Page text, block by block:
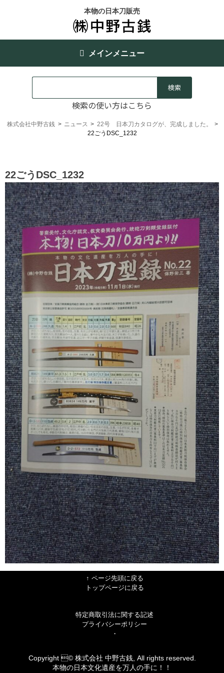
本物の日本刀販売
メインメニュー
検索の使い方はこちら
株式会社中野古銭 > ニュース > 22号 日本刀カタログが、完成しました。
>
22ごうDSC_1232
22ごうDSC_1232
↑ ページ先頭に戻る
トップページに戻る
特定商取引法に関する記述
プライバシーポリシー
・
Copyright © 株式会社 中野古銭, All rights reserved.
本物の日本文化遺産を万人の手に！！